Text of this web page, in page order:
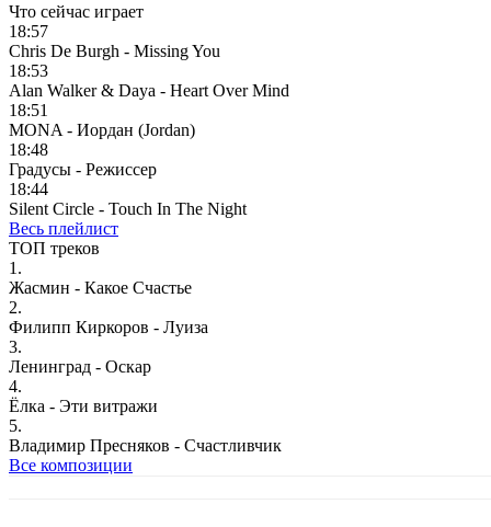
Что сейчас играет
18:57
Chris De Burgh - Missing You
18:53
Alan Walker & Daya - Heart Over Mind
18:51
MONA - Иордан (Jordan)
18:48
Градусы - Режиссер
18:44
Silent Circle - Touch In The Night
Весь плейлист
ТОП треков
1.
Жасмин - Какое Счастье
2.
Филипп Киркоров - Луиза
3.
Ленинград - Оскар
4.
Ёлка - Эти витражи
5.
Владимир Пресняков - Счастливчик
Все композиции